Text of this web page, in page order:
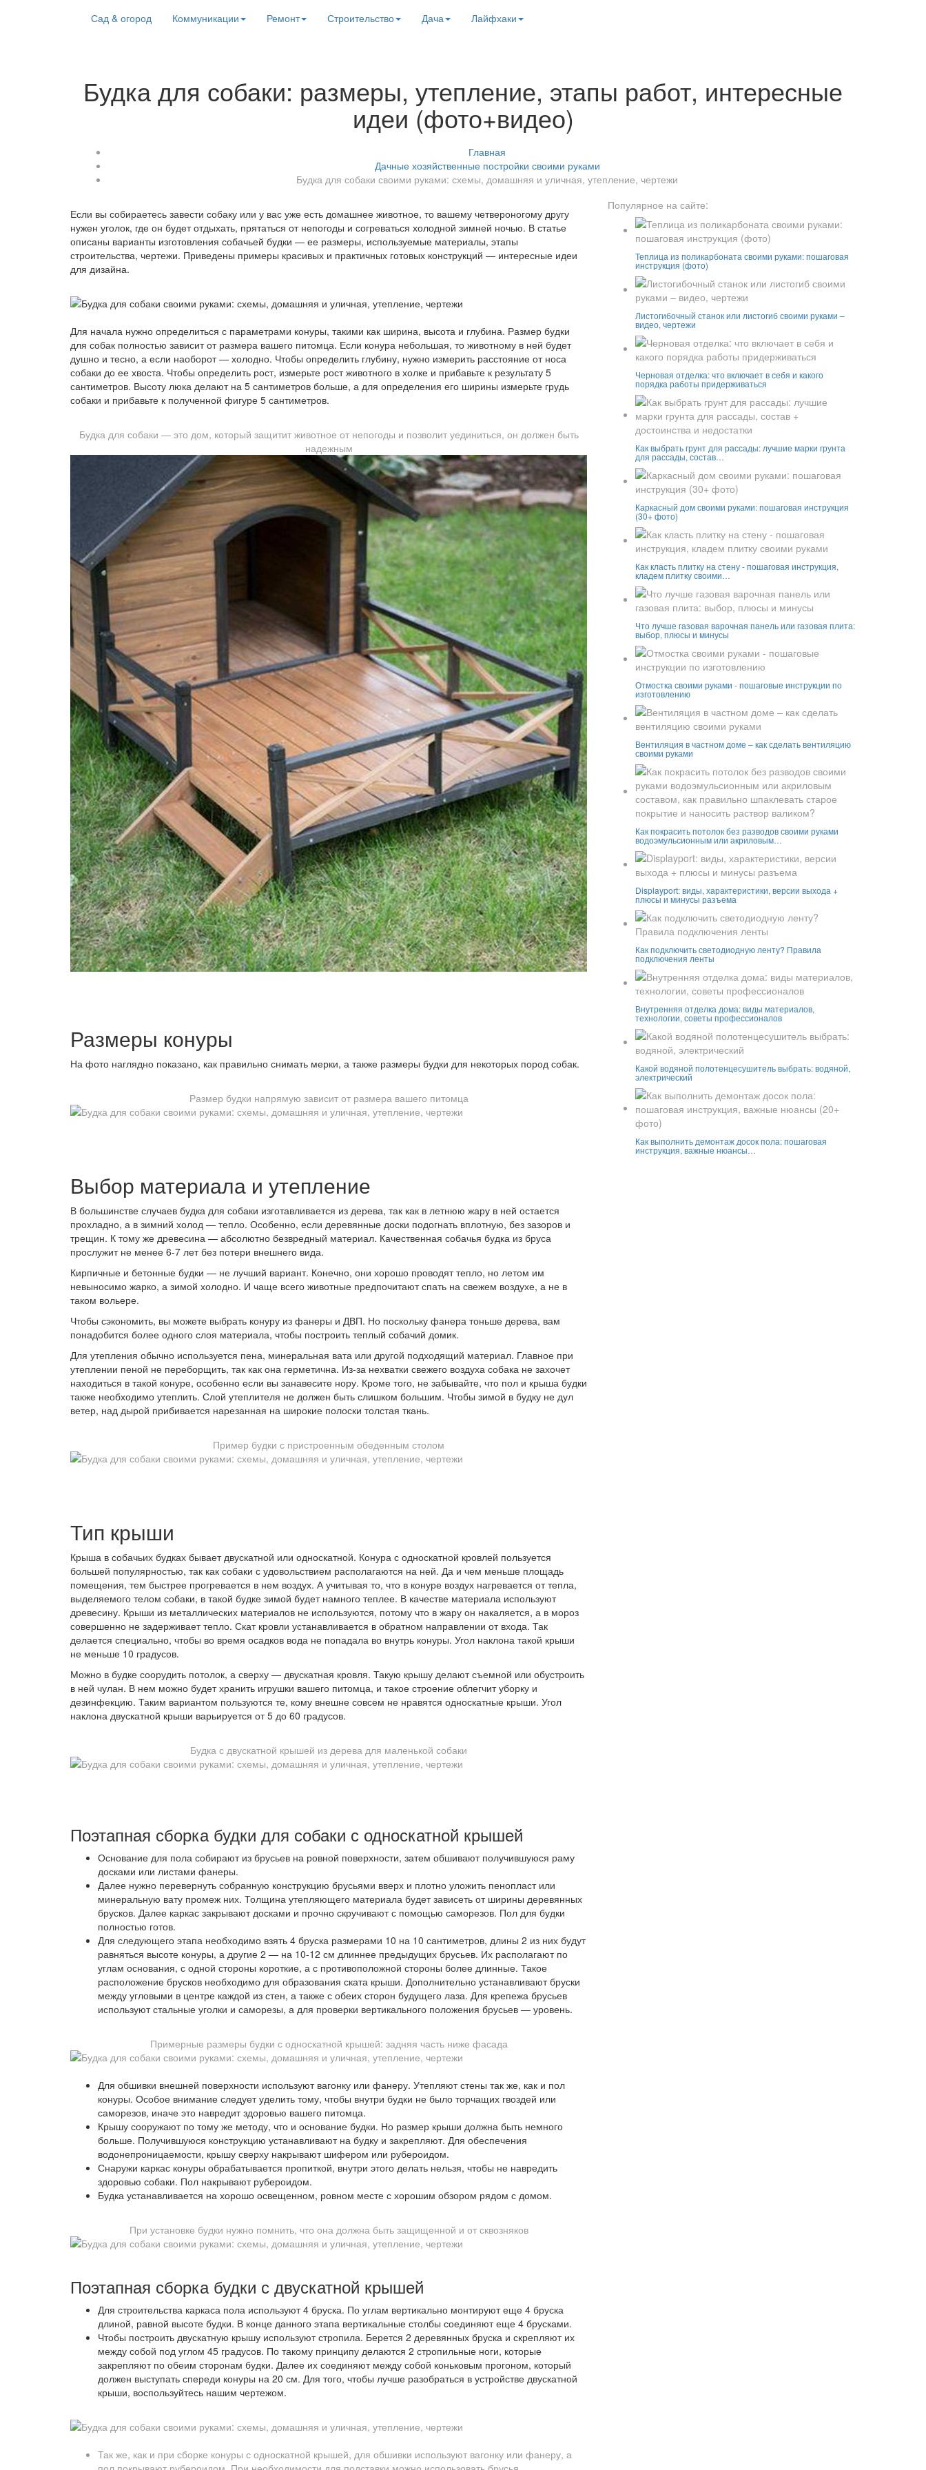
Сад & огород Коммуникации Ремонт Строительство Дача Лайфхаки
Будка для собаки: размеры, утепление, этапы работ, интересные
идеи (фото+видео)
Главная
Дачные хозяйственные постройки своими руками
Будка для собаки своими руками: схемы, домашняя и уличная, утепление, чертежи
Если вы собираетесь завести собаку или у вас уже есть домашнее животное, то вашему четвероногому другу
нужен уголок, где он будет отдыхать, прятаться от непогоды и согреваться холодной зимней ночью. В статье
описаны варианты изготовления собачьей будки — ее размеры, используемые материалы, этапы
строительства, чертежи. Приведены примеры красивых и практичных готовых конструкций — интересные идеи
для дизайна.
Для начала нужно определиться с параметрами конуры, такими как ширина, высота и глубина. Размер будки
для собак полностью зависит от размера вашего питомца. Если конура небольшая, то животному в ней будет
душно и тесно, а если наоборот — холодно. Чтобы определить глубину, нужно измерить расстояние от носа
собаки до ее хвоста. Чтобы определить рост, измерьте рост животного в холке и прибавьте к результату 5
сантиметров. Высоту люка делают на 5 сантиметров больше, а для определения его ширины измерьте грудь
собаки и прибавьте к полученной фигуре 5 сантиметров.
Будка для собаки — это дом, который защитит животное от непогоды и позволит уединиться, он должен быть
надежным
Размеры конуры
На фото наглядно показано, как правильно снимать мерки, а также размеры будки для некоторых пород собак.
Размер будки напрямую зависит от размера вашего питомца
Выбор материала и утепление
В большинстве случаев будка для собаки изготавливается из дерева, так как в летнюю жару в ней остается
прохладно, а в зимний холод — тепло. Особенно, если деревянные доски подогнать вплотную, без зазоров и
трещин. К тому же древесина — абсолютно безвредный материал. Качественная собачья будка из бруса
прослужит не менее 6-7 лет без потери внешнего вида.
Кирпичные и бетонные будки — не лучший вариант. Конечно, они хорошо проводят тепло, но летом им
невыносимо жарко, а зимой холодно. И чаще всего животные предпочитают спать на свежем воздухе, а не в
таком вольере.
Чтобы сэкономить, вы можете выбрать конуру из фанеры и ДВП. Но поскольку фанера тоньше дерева, вам
понадобится более одного слоя материала, чтобы построить теплый собачий домик.
Для утепления обычно используется пена, минеральная вата или другой подходящий материал. Главное при
утеплении пеной не переборщить, так как она герметична. Из-за нехватки свежего воздуха собака не захочет
находиться в такой конуре, особенно если вы занавесите нору. Кроме того, не забывайте, что пол и крыша будки
также необходимо утеплить. Слой утеплителя не должен быть слишком большим. Чтобы зимой в будку не дул
ветер, над дырой прибивается нарезанная на широкие полоски толстая ткань.
Пример будки с пристроенным обеденным столом
Тип крыши
Крыша в собачьих будках бывает двускатной или односкатной. Конура с односкатной кровлей пользуется
большей популярностью, так как собаки с удовольствием располагаются на ней. Да и чем меньше площадь
помещения, тем быстрее прогревается в нем воздух. А учитывая то, что в конуре воздух нагревается от тепла,
выделяемого телом собаки, в такой будке зимой будет намного теплее. В качестве материала используют
древесину. Крыши из металлических материалов не используются, потому что в жару он накаляется, а в мороз
совершенно не задерживает тепло. Скат кровли устанавливается в обратном направлении от входа. Так
делается специально, чтобы во время осадков вода не попадала во внутрь конуры. Угол наклона такой крыши
не меньше 10 градусов.
Можно в будке соорудить потолок, а сверху — двускатная кровля. Такую крышу делают съемной или обустроить
в ней чулан. В нем можно будет хранить игрушки вашего питомца, и такое строение облегчит уборку и
дезинфекцию. Таким вариантом пользуются те, кому внешне совсем не нравятся односкатные крыши. Угол
наклона двускатной крыши варьируется от 5 до 60 градусов.
Будка с двускатной крышей из дерева для маленькой собаки
Поэтапная сборка будки для собаки с односкатной крышей
Основание для пола собирают из брусьев на ровной поверхности, затем обшивают получившуюся раму
досками или листами фанеры.
Далее нужно перевернуть собранную конструкцию брусьями вверх и плотно уложить пенопласт или
минеральную вату промеж них. Толщина утепляющего материала будет зависеть от ширины деревянных
брусков. Далее каркас закрывают досками и прочно скручивают с помощью саморезов. Пол для будки
полностью готов.
Для следующего этапа необходимо взять 4 бруска размерами 10 на 10 сантиметров, длины 2 из них будут
равняться высоте конуры, а другие 2 — на 10-12 см длиннее предыдущих брусьев. Их располагают по
углам основания, с одной стороны короткие, а с противоположной стороны более длинные. Такое
расположение брусков необходимо для образования ската крыши. Дополнительно устанавливают бруски
между угловыми в центре каждой из стен, а также с обеих сторон будущего лаза. Для крепежа брусьев
используют стальные уголки и саморезы, а для проверки вертикального положения брусьев — уровень.
Примерные размеры будки с односкатной крышей: задняя часть ниже фасада
Для обшивки внешней поверхности используют вагонку или фанеру. Утепляют стены так же, как и пол
конуры. Особое внимание следует уделить тому, чтобы внутри будки не было торчащих гвоздей или
саморезов, иначе это навредит здоровью вашего питомца.
Крышу сооружают по тому же методу, что и основание будки. Но размер крыши должна быть немного
больше. Получившуюся конструкцию устанавливают на будку и закрепляют. Для обеспечения
водонепроницаемости, крышу сверху накрывают шифером или рубероидом.
Снаружи каркас конуры обрабатывается пропиткой, внутри этого делать нельзя, чтобы не навредить
здоровью собаки. Пол накрывают рубероидом.
Будка устанавливается на хорошо освещенном, ровном месте с хорошим обзором рядом с домом.
При установке будки нужно помнить, что она должна быть защищенной и от сквозняков
Поэтапная сборка будки с двускатной крышей
Для строительства каркаса пола используют 4 бруска. По углам вертикально монтируют еще 4 бруска
длиной, равной высоте будки. В конце данного этапа вертикальные столбы соединяют еще 4 брусками.
Чтобы построить двускатную крышу используют стропила. Берется 2 деревянных бруска и скрепляют их
между собой под углом 45 градусов. По такому принципу делаются 2 стропильные ноги, которые
закрепляют по обеим сторонам будки. Далее их соединяют между собой коньковым прогоном, который
должен выступать спереди конуры на 20 см. Для того, чтобы лучше разобраться в устройстве двускатной
крыши, воспользуйтесь нашим чертежом.
Так же, как и при сборке конуры с односкатной крышей, для обшивки используют вагонку или фанеру, а
Популярное на сайте:
Теплица из поликарбоната своими руками: пошаговая
инструкция (фото)
Листогибочный станок или листогиб своими руками –
видео, чертежи
Черновая отделка: что включает в себя и какого
порядка работы придерживаться
Как выбрать грунт для рассады: лучшие марки грунта
для рассады, состав…
Каркасный дом своими руками: пошаговая инструкция
(30+ фото)
Как класть плитку на стену - пошаговая инструкция,
кладем плитку своими…
Что лучше газовая варочная панель или газовая плита:
выбор, плюсы и минусы
Отмостка своими руками - пошаговые инструкции по
изготовлению
Вентиляция в частном доме – как сделать вентиляцию
своими руками
Как покрасить потолок без разводов своими руками
водоэмульсионным или акриловым…
Displayport: виды, характеристики, версии выхода +
плюсы и минусы разъема
Как подключить светодиодную ленту? Правила
подключения ленты
Внутренняя отделка дома: виды материалов,
технологии, советы профессионалов
Какой водяной полотенцесушитель выбрать: водяной,
электрический
Как выполнить демонтаж досок пола: пошаговая
инструкция, важные нюансы…